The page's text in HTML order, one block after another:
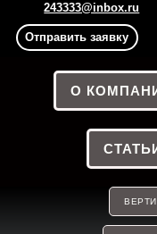
243333@inbox.ru
Отправить заявку
О